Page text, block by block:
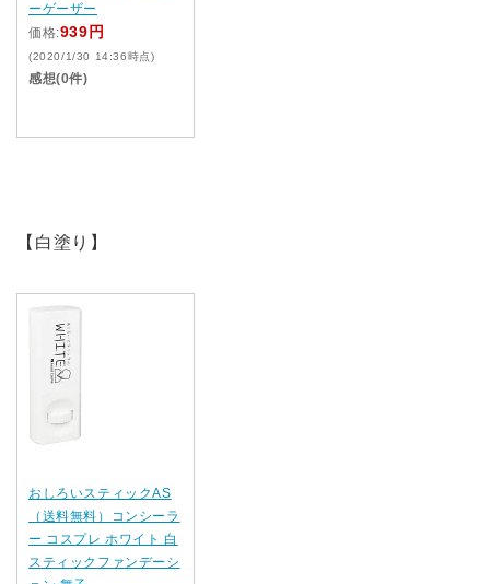
ーゲーザー
価格:939円
(2020/1/30 14:36時点)
感想(0件)
【白塗り】
おしろいスティックAS
（送料無料）コンシーラ
ー コスプレ ホワイト 白
スティックファンデーシ